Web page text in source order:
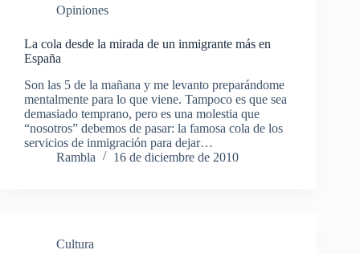
Opiniones
La cola desde la mirada de un inmigrante más en
España
Son las 5 de la mañana y me levanto preparándome
mentalmente para lo que viene. Tampoco es que sea
demasiado temprano, pero es una molestia que
“nosotros” debemos de pasar: la famosa cola de los
servicios de inmigración para dejar…
Rambla
16 de diciembre de 2010
Cultura